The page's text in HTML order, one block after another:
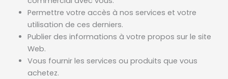
Permettre votre accès à nos services et votre
utilisation de ces derniers.
Publier des informations à votre propos sur le site
Web.
Vous fournir les services ou produits que vous
achetez.